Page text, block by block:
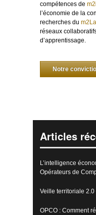
compétences de
l’économie de la
recherches du
réseaux
d’apprentissage.
Notre
Articles
L’intelligence
Opérateurs de
Veille territoriale
OPCO : Comment